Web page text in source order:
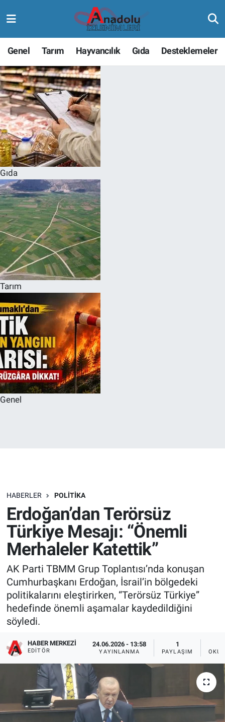
Genel Tarım Hayvancılık Gıda Desteklemeler
Gıda
Tarım
Genel
HABERLER POLITIKA
Erdoğan’dan Terörsüz
Türkiye Mesajı: ‘‘Önemli
Merhaleler Katettik’’
AK Parti TBMM Grup Toplantısı’nda konuşan
Cumhurbaşkanı Erdoğan, İsrail’in bölgedeki
politikalarını eleştirirken, “Terörsüz Türkiye”
hedefinde önemli aşamalar kaydedildiğini
söyledi.
HABER MERKEZI
EDITÖR
24.06.2026 - 13:58
YAYINLANMA
1
PAYLAŞIM